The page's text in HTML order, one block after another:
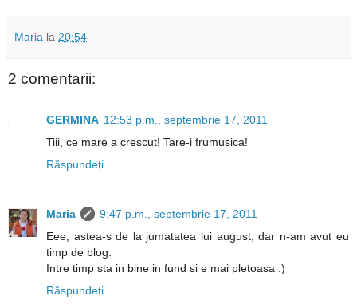
Maria la 20:54
2 comentarii:
GERMINA 12:53 p.m., septembrie 17, 2011
Tiii, ce mare a crescut! Tare-i frumusica!
Răspundeți
Maria
9:47 p.m., septembrie 17, 2011
Eee, astea-s de la jumatatea lui august, dar n-am avut eu
timp de blog.
Intre timp sta in bine in fund si e mai pletoasa :)
Răspundeți